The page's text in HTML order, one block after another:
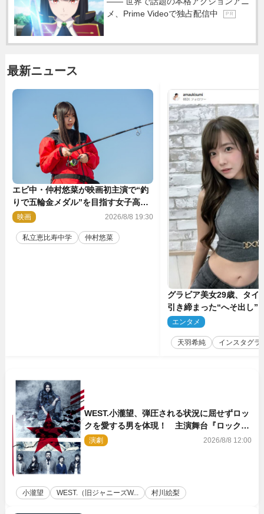
メ、Prime Videoで独占配信中
P R
最新ニュース
エビ中・仲村悠菜が映画初主演で“釣
りで五輪金メダル”を目指す女子高生
に！ 映画『つりこまち』今秋公開
映画 2026/8/8 19:30
私立恵比寿中学 仲村悠菜
グラビア美女29歳、タイ
引き締まった“へそ出し”
「可愛い過ぎる」
エンタメ
天羽希純 インスタグラ
WEST.小瀧望、弾圧される状況に屈せずロッ
クを愛する男を体現！ 主演舞台『ロックン
ロール』ビジュアル解禁
演劇 2026/8/8 12:00
小瀧望 WEST.（旧ジャニーズW... 村川絵梨